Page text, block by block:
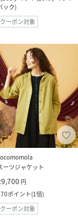
ック)
クーポン対象
ーツジャケット
円
ポイント(1倍)
クーポン対象